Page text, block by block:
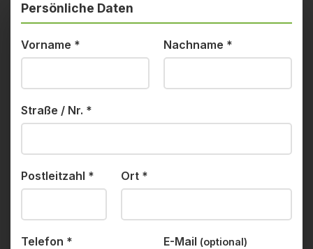
Persönliche Daten
Vorname * Nachname *
Straße / Nr. *
Postleitzahl * Ort *
Telefon * E-Mail (optional)